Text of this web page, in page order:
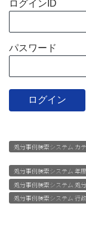
ログインID
パスワード
処分事例検索システム カ
処分事例検索システム 年度
処分事例検索システム 処
処分事例検索システム 行